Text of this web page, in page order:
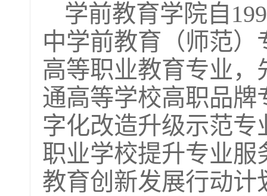
学前教育学院自
中学前教育（师范）
高等职业教育专业，
通高等学校高职品牌
字化改造升级示范专
职业学校提升专业服
教育创新发展行动计